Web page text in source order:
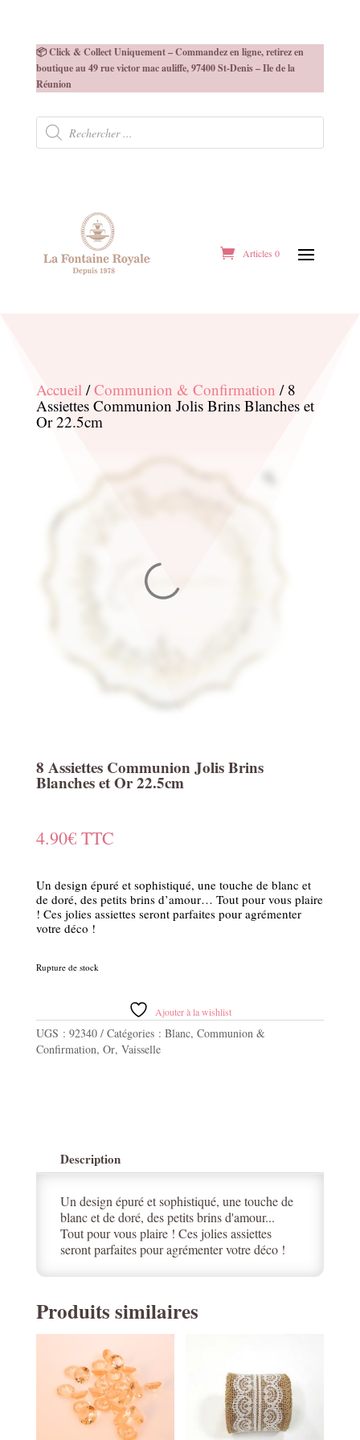
📦 Click & Collect Uniquement – Commandez en ligne, retirez en
boutique au 49 rue victor mac auliffe, 97400 St-Denis – Ile de la
Réunion
Recherche
produits
Articles 0
Accueil/Communion & Confirmation / 8
Assiettes Communion Jolis Brins Blanches et
Or 22.5cm
8 Assiettes Communion Jolis Brins
Blanches et Or 22.5cm
4.90€ TTC
Un design épuré et sophistiqué, une touche de blanc et
de doré, des petits brins d’amour… Tout pour vous plaire
! Ces jolies assiettes seront parfaites pour agrémenter
votre déco !
Rupture de stock
Ajouter à la wishlist
UGS : 92340 Catégories : Blanc, Communion &
Confirmation, Or, Vaisselle
Description
Un design épuré et sophistiqué, une touche de
blanc et de doré, des petits brins d'amour...
Tout pour vous plaire ! Ces jolies assiettes
seront parfaites pour agrémenter votre déco !
Produits similaires